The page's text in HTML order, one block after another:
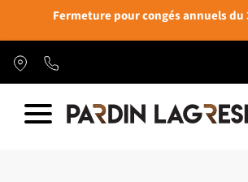
Fermeture pour congés annuels du